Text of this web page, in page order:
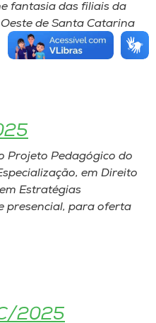
fantasia das filiais da
de Santa Catarina
Projeto Pedagógico do
em Direito
Estratégias
presencial, para oferta
2025